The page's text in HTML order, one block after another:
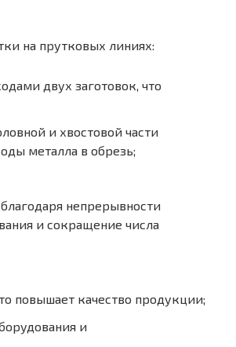
на прутковых линиях:
двух заготовок, что
и хвостовой части
металла в обрезь;
непрерывности
и сокращение числа
повышает качество продукции;
и